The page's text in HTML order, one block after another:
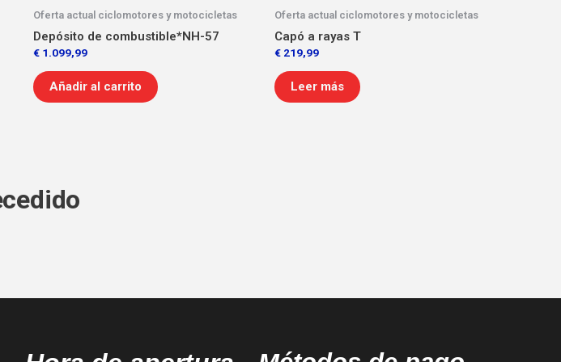
Oferta actual ciclomotores y motocicletas
Depósito de combustible*NH-57
€ 1.099,99
Añadir al carrito
Oferta actual ciclomotores y motocicletas
Capó a rayas T
€219,99
Leer más